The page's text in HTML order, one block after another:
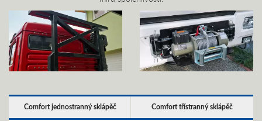
Comfort jednostranný sklápěč Comfort třístranný sklápěč